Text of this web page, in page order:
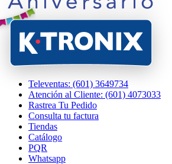
Televentas: (601) 3649734
Atención al Cliente: (601) 4073033
Rastrea Tu Pedido
Consulta tu factura
Tiendas
Catálogo
PQR
Whatsapp